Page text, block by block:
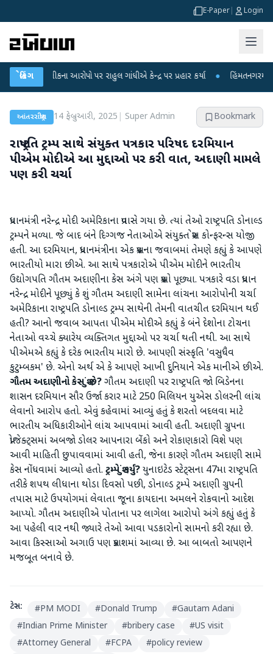
E-Paper Login
બ્રેકિંગ
લીકના આરોપો પર રાહુલ ગાંધીએ કેન્દ્ર પર પ્રહાર કર્યા ● હિંમતનગરમાં રહસ્યમય
આંતરરાષ્ટ્રીય 14 ફેબ્રુઆરી, 2025 Super Admin Bookmark
રાષ્ટ્રપતિ ટ્રમ્પ સાથે સંયુક્ત પત્રકાર પરિષદ દરમિયાન
પીએમ મોદીએ આ મુદ્દાઓ પર કરી વાત, અદાણી મામલે
પણ કરી ચર્ચા
પ્રધાનમંત્રી નરેન્દ્ર મોદી અમેરિકાના પ્રવાસે ગયા છે. ત્યાં તેઓ રાષ્ટ્રપતિ ડોનાલ્ડ
ટ્રમ્પને મળ્યા. જે બાદ બંને દિગ્ગજ નેતાઓએ સંયુક્ત પ્રેસ કોન્ફરન્સ યોજી
હતી. આ દરમિયાન, પ્રધાનમંત્રીના એક પ્રશ્નના જવાબમાં તેમણે કહ્યું કે આપણે
ભારતીયો મારા છીએ. આ સાથે પત્રકારોએ પીએમ મોદીને ભારતીય
ઉદ્યોગપતિ ગૌતમ અદાણીના કેસ અંગે પણ પ્રશ્નો પૂછ્યા. પત્રકારે વડા પ્રધાન
નરેન્દ્ર મોદીને પૂછ્યું કે શું ગૌતમ અદાણી સામેના લાંચના આરોપોની ચર્ચા
અમેરિકાના રાષ્ટ્રપતિ ડોનાલ્ડ ટ્રમ્પ સાથેની તેમની વાતચીત દરમિયાન થઈ
હતી? આનો જવાબ આપતા પીએમ મોદીએ કહ્યું કે બંને દેશોના ટોચના
નેતાઓ વચ્ચે ક્યારેય વ્યક્તિગત મુદ્દાઓ પર ચર્ચા થતી નથી. આ સાથે
પીએમએ કહ્યું કે દરેક ભારતીય મારો છે. આપણી સંસ્કૃતિ 'વસુધૈવ
કુટુમ્બકમ' છે. એનો અર્થ એ કે આપણે આખી દુનિયાને એક માનીએ છીએ.
ગૌતમ અદાણીનો કેસ શું છે?ગૌતમ અદાણી પર રાષ્ટ્રપતિ જો બિડેનના
શાસન દરમિયાન સૌર ઉર્જા કરાર માટે 250 મિલિયન યુએસ ડોલરની લાંચ
લેવાનો આરોપ હતો. એવું કહેવામાં આવ્યું હતું કે શરતો બદલવા માટે
ભારતીય અધિકારીઓને લાંચ આપવામાં આવી હતી. અદાણી ગ્રુપના
પ્રોજેક્ટ્સમાં અબજો ડોલર આપનારા બેંકો અને રોકાણકારો વિશે પણ
આવી માહિતી છુપાવવામાં આવી હતી, જેના કારણે ગૌતમ અદાણી સામે
કેસ નોંધવામાં આવ્યો હતો. ટ્રમ્પે શું કર્યું?યુનાઇટેડ સ્ટેટ્સના 47મા રાષ્ટ્રપતિ
તરીકે શપથ લીધાના થોડા દિવસો પછી, ડોનાલ્ડ ટ્રમ્પે અદાણી ગ્રુપની
તપાસ માટે ઉપયોગમાં લેવાતા જૂના કાયદાના અમલને રોકવાનો આદેશ
આપ્યો. ગૌતમ અદાણીએ પોતાના પર લાગેલા આરોપો અંગે કહ્યું હતું કે
આ પહેલી વાર નથી જ્યારે તેઓ આવા પડકારોનો સામનો કરી રહ્યા છે.
આવા કિસ્સાઓ અગાઉ પણ પ્રકાશમાં આવ્યા છે. આ બાબતો આપણને
મજબૂત બનાવે છે.
ટેગ્સ: #PM MODI #Donald Trump #Gautam Adani
#Indian Prime Minister #bribery case #US visit
#Attorney General #FCPA #policy review